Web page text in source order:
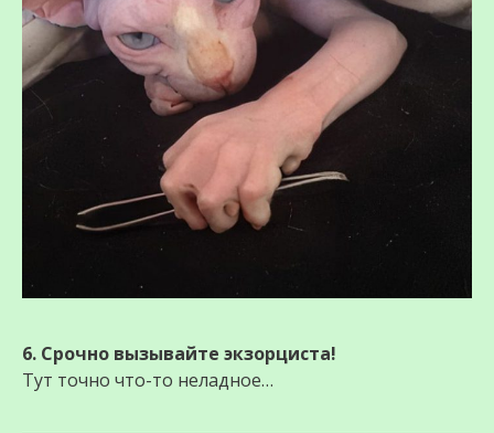
6. Срочно вызывайте экзорциста!
Тут точно что-то неладное…